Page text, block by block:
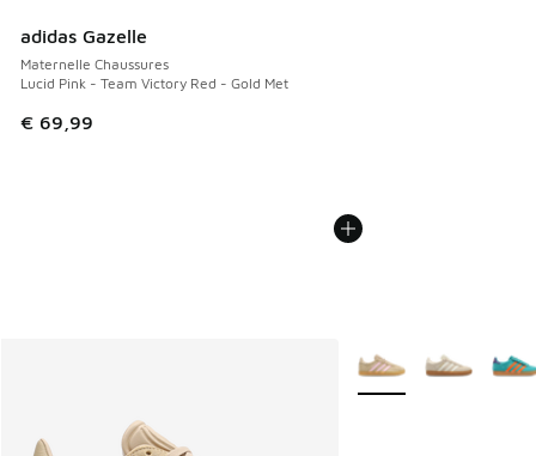
adidas Gazelle
Maternelle Chaussures
Lucid Pink - Team Victory Red - Gold Met
€ 69,99
Plus de couleurs